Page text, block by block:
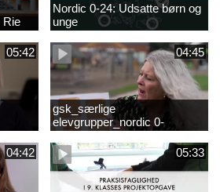
Rie
Nordic 0-24: Udsatte børn og
unge
05:42 04:45
gsk_særlige
elevgrupper_nordic 0-
24_tønder
04:42
05:33